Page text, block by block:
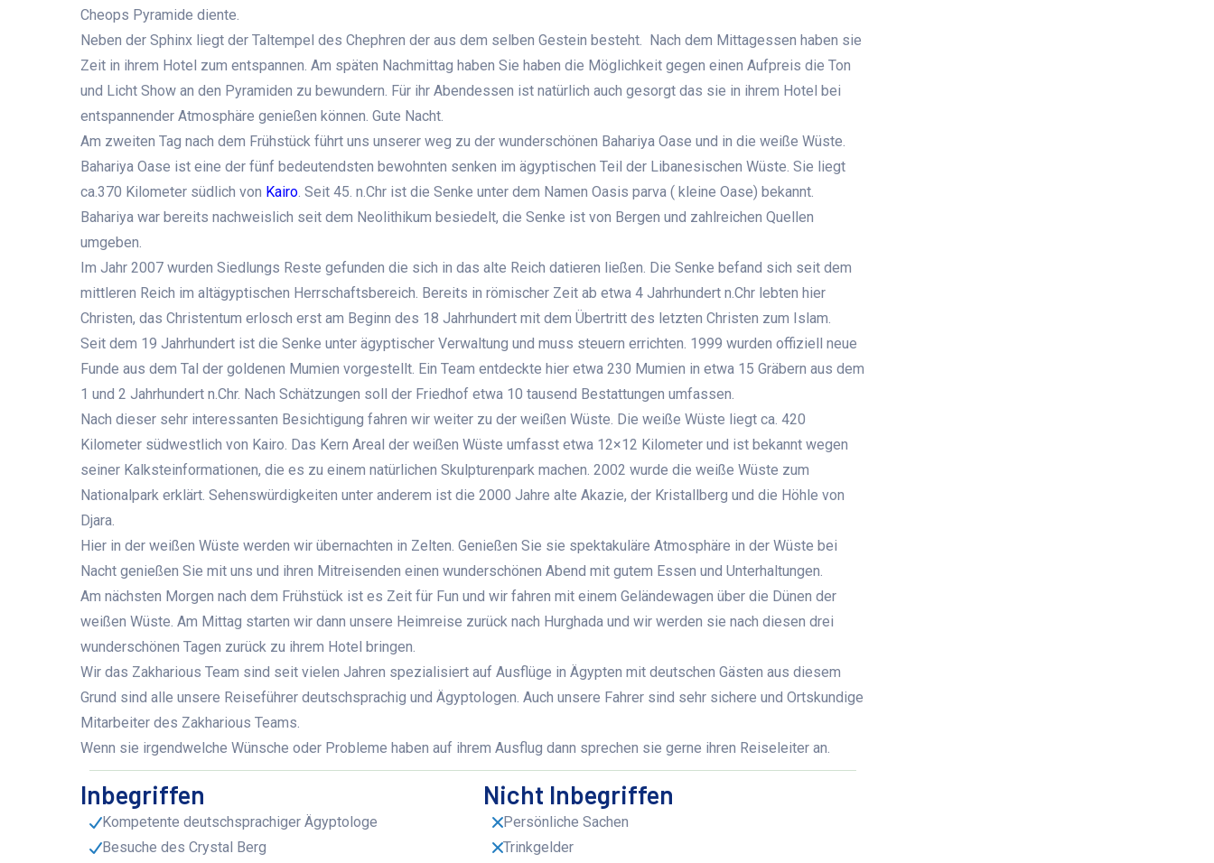
Cheops Pyramide diente.
Neben der Sphinx liegt der Taltempel des Chephren der aus dem selben Gestein besteht. Nach dem Mittagessen haben sie
Zeit in ihrem Hotel zum entspannen. Am späten Nachmittag haben Sie haben die Möglichkeit gegen einen Aufpreis die Ton
und Licht Show an den Pyramiden zu bewundern. Für ihr Abendessen ist natürlich auch gesorgt das sie in ihrem Hotel bei
entspannender Atmosphäre genießen können. Gute Nacht.
Am zweiten Tag nach dem Frühstück führt uns unserer weg zu der wunderschönen Bahariya Oase und in die weiße Wüste.
Bahariya Oase ist eine der fünf bedeutendsten bewohnten senken im ägyptischen Teil der Libanesischen Wüste. Sie liegt
ca.370 Kilometer südlich von Kairo. Seit 45. n.Chr ist die Senke unter dem Namen Oasis parva ( kleine Oase) bekannt.
Bahariya war bereits nachweislich seit dem Neolithikum besiedelt, die Senke ist von Bergen und zahlreichen Quellen
umgeben.
Im Jahr 2007 wurden Siedlungs Reste gefunden die sich in das alte Reich datieren ließen. Die Senke befand sich seit dem
mittleren Reich im altägyptischen Herrschaftsbereich. Bereits in römischer Zeit ab etwa 4 Jahrhundert n.Chr lebten hier
Christen, das Christentum erlosch erst am Beginn des 18 Jahrhundert mit dem Übertritt des letzten Christen zum Islam.
Seit dem 19 Jahrhundert ist die Senke unter ägyptischer Verwaltung und muss steuern errichten. 1999 wurden offiziell neue
Funde aus dem Tal der goldenen Mumien vorgestellt. Ein Team entdeckte hier etwa 230 Mumien in etwa 15 Gräbern aus dem
1 und 2 Jahrhundert n.Chr. Nach Schätzungen soll der Friedhof etwa 10 tausend Bestattungen umfassen.
Nach dieser sehr interessanten Besichtigung fahren wir weiter zu der weißen Wüste. Die weiße Wüste liegt ca. 420
Kilometer südwestlich von Kairo. Das Kern Areal der weißen Wüste umfasst etwa 12×12 Kilometer und ist bekannt wegen
seiner Kalksteinformationen, die es zu einem natürlichen Skulpturenpark machen. 2002 wurde die weiße Wüste zum
Nationalpark erklärt. Sehenswürdigkeiten unter anderem ist die 2000 Jahre alte Akazie, der Kristallberg und die Höhle von
Djara.
Hier in der weißen Wüste werden wir übernachten in Zelten. Genießen Sie sie spektakuläre Atmosphäre in der Wüste bei
Nacht genießen Sie mit uns und ihren Mitreisenden einen wunderschönen Abend mit gutem Essen und Unterhaltungen.
Am nächsten Morgen nach dem Frühstück ist es Zeit für Fun und wir fahren mit einem Geländewagen über die Dünen der
weißen Wüste. Am Mittag starten wir dann unsere Heimreise zurück nach Hurghada und wir werden sie nach diesen drei
wunderschönen Tagen zurück zu ihrem Hotel bringen.
Wir das Zakharious Team sind seit vielen Jahren spezialisiert auf Ausflüge in Ägypten mit deutschen Gästen aus diesem
Grund sind alle unsere Reiseführer deutschsprachig und Ägyptologen. Auch unsere Fahrer sind sehr sichere und Ortskundige
Mitarbeiter des Zakharious Teams.
Wenn sie irgendwelche Wünsche oder Probleme haben auf ihrem Ausflug dann sprechen sie gerne ihren Reiseleiter an.
Inbegriffen
Kompetente deutschsprachiger Ägyptologe
Besuche des Crystal Berg
Nicht Inbegriffen
Persönliche Sachen
Trinkgelder